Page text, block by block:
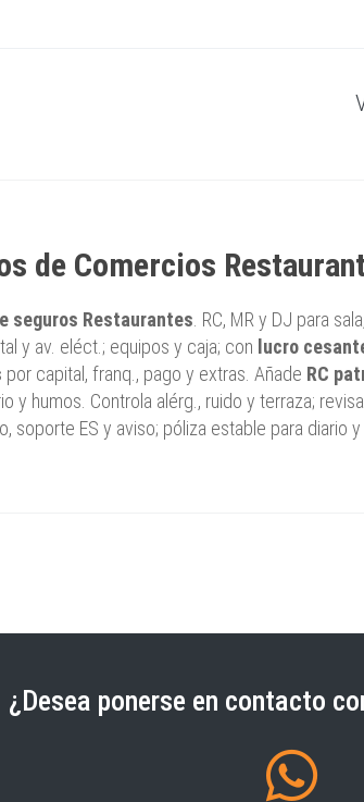
de Comercios
seguros Restaurantes . RC, MR y DJ para
y av. eléct.; equipos y caja; con lucro
por capital, franq., pago y extras. Añade RC
y humos. Controla alérg., ruido y terraza;
ES y aviso; póliza estable para diario y
¿Desea ponerse en contacto